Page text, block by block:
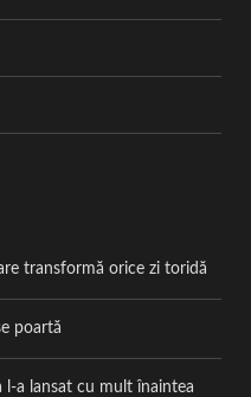
transformă orice zi toridă
poartă
l-a lansat cu mult înaintea